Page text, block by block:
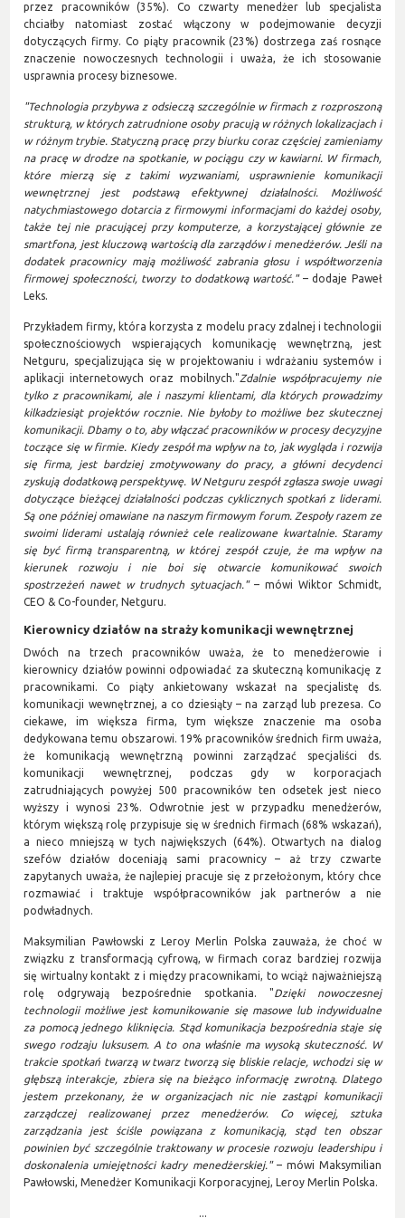
przez pracowników (35%). Co czwarty menedżer lub specjalista
chciałby natomiast zostać włączony w podejmowanie decyzji
dotyczących firmy. Co piąty pracownik (23%) dostrzega zaś rosnące
znaczenie nowoczesnych technologii i uważa, że ich stosowanie
usprawnia procesy biznesowe.
"Technologia przybywa z odsieczą szczególnie w firmach z rozproszoną
strukturą, w których zatrudnione osoby pracują w różnych lokalizacjach i
w różnym trybie. Statyczną pracę przy biurku coraz częściej zamieniamy
na pracę w drodze na spotkanie, w pociągu czy w kawiarni. W firmach,
które mierzą się z takimi wyzwaniami, usprawnienie komunikacji
wewnętrznej jest podstawą efektywnej działalności. Możliwość
natychmiastowego dotarcia z firmowymi informacjami do każdej osoby,
także tej nie pracującej przy komputerze, a korzystającej głównie ze
smartfona, jest kluczową wartością dla zarządów i menedżerów. Jeśli na
dodatek pracownicy mają możliwość zabrania głosu i współtworzenia
firmowej społeczności, tworzy to dodatkową wartość." – dodaje Paweł
Leks.
Przykładem firmy, która korzysta z modelu pracy zdalnej i technologii
społecznościowych wspierających komunikację wewnętrzną, jest
Netguru, specjalizująca się w projektowaniu i wdrażaniu systemów i
aplikacji internetowych oraz mobilnych."Zdalnie współpracujemy nie
tylko z pracownikami, ale i naszymi klientami, dla których prowadzimy
kilkadziesiąt projektów rocznie. Nie byłoby to możliwe bez skutecznej
komunikacji. Dbamy o to, aby włączać pracowników w procesy decyzyjne
toczące się w firmie. Kiedy zespół ma wpływ na to, jak wygląda i rozwija
się firma, jest bardziej zmotywowany do pracy, a główni decydenci
zyskują dodatkową perspektywę. W Netguru zespół zgłasza swoje uwagi
dotyczące bieżącej działalności podczas cyklicznych spotkań z liderami.
Są one później omawiane na naszym firmowym forum. Zespoły razem ze
swoimi liderami ustalają również cele realizowane kwartalnie. Staramy
się być firmą transparentną, w której zespół czuje, że ma wpływ na
kierunek rozwoju i nie boi się otwarcie komunikować swoich
spostrzeżeń nawet w trudnych sytuacjach."– mówi Wiktor Schmidt,
CEO & Co-founder, Netguru.
Kierownicy działów na straży komunikacji wewnętrznej
Dwóch na trzech pracowników uważa, że to menedżerowie i
kierownicy działów powinni odpowiadać za skuteczną komunikację z
pracownikami. Co piąty ankietowany wskazał na specjalistę ds.
komunikacji wewnętrznej, a co dziesiąty – na zarząd lub prezesa. Co
ciekawe, im większa firma, tym większe znaczenie ma osoba
dedykowana temu obszarowi. 19% pracowników średnich firm uważa,
że komunikacją wewnętrzną powinni zarządzać specjaliści ds.
komunikacji wewnętrznej, podczas gdy w korporacjach
zatrudniających powyżej 500 pracowników ten odsetek jest nieco
wyższy i wynosi 23%. Odwrotnie jest w przypadku menedżerów,
którym większą rolę przypisuje się w średnich firmach (68% wskazań),
a nieco mniejszą w tych największych (64%). Otwartych na dialog
szefów działów doceniają sami pracownicy – aż trzy czwarte
zapytanych uważa, że najlepiej pracuje się z przełożonym, który chce
rozmawiać i traktuje współpracowników jak partnerów a nie
podwładnych.
Maksymilian Pawłowski z Leroy Merlin Polska zauważa, że choć w
związku z transformacją cyfrową, w firmach coraz bardziej rozwija
się wirtualny kontakt z i między pracownikami, to wciąż najważniejszą
rolę odgrywają bezpośrednie spotkania. "Dzięki nowoczesnej
technologii możliwe jest komunikowanie się masowe lub indywidualne
za pomocą jednego kliknięcia. Stąd komunikacja bezpośrednia staje się
swego rodzaju luksusem. A to ona właśnie ma wysoką skuteczność. W
trakcie spotkań twarzą w twarz tworzą się bliskie relacje, wchodzi się w
głębszą interakcje, zbiera się na bieżąco informację zwrotną. Dlatego
jestem przekonany, że w organizacjach nic nie zastąpi komunikacji
zarządczej realizowanej przez menedżerów. Co więcej, sztuka
zarządzania jest ściśle powiązana z komunikacją, stąd ten obszar
powinien być szczególnie traktowany w procesie rozwoju leadershipu i
doskonalenia umiejętności kadry menedżerskiej."– mówi Maksymilian
Pawłowski, Menedżer Komunikacji Korporacyjnej, Leroy Merlin Polska.
...